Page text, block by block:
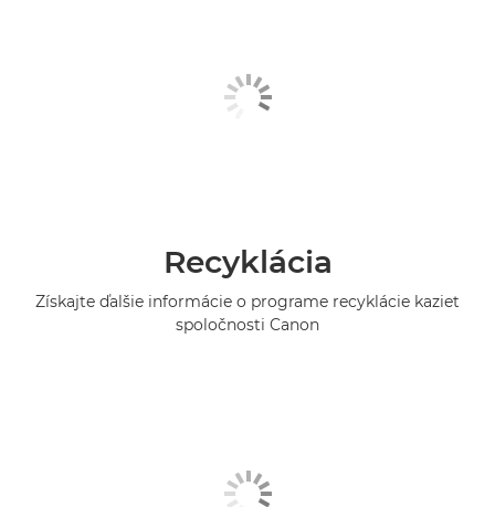
Recyklácia
Získajte ďalšie informácie o programe recyklácie kaziet
spoločnosti Canon